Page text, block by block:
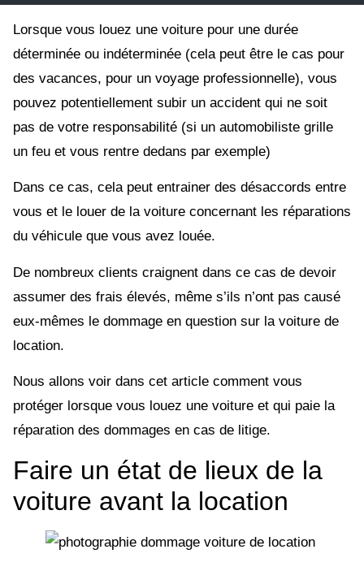
Lorsque vous louez une voiture pour une durée
déterminée ou indéterminée (cela peut être le cas pour
des vacances, pour un voyage professionnelle), vous
pouvez potentiellement subir un accident qui ne soit
pas de votre responsabilité (si un automobiliste grille
un feu et vous rentre dedans par exemple)
Dans ce cas, cela peut entrainer des désaccords entre
vous et le louer de la voiture concernant les réparations
du véhicule que vous avez louée.
De nombreux clients craignent dans ce cas de devoir
assumer des frais élevés, même s’ils n’ont pas causé
eux-mêmes le dommage en question sur la voiture de
location.
Nous allons voir dans cet article comment vous
protéger lorsque vous louez une voiture et qui paie la
réparation des dommages en cas de litige.
Faire un état de lieux de la
voiture avant la location